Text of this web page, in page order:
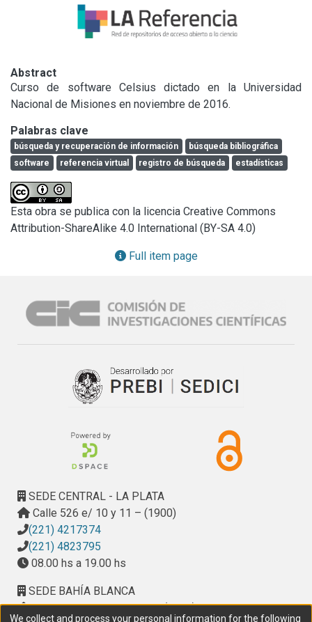
Abstract
Curso de software Celsius dictado en la Universidad
Nacional de Misiones en noviembre de 2016.
Palabras clave
búsqueda y recuperación de información
búsqueda bibliográfica
software
referencia virtual registro de búsqueda estadísticas
Esta obra se publica con la licencia Creative Commons
Attribution-ShareAlike 4.0 International (BY-SA 4.0)
Full item page
SEDE CENTRAL - LA PLATA
Calle 526 e/ 10 y 11 – (1900)
(221) 4217374
(221) 4823795
08.00 hs a 19.00 hs
SEDE BAHÍA BLANCA
Calle Ciudad de Cali 320 – (8000). Universidad
We collect and process your personal information for the following